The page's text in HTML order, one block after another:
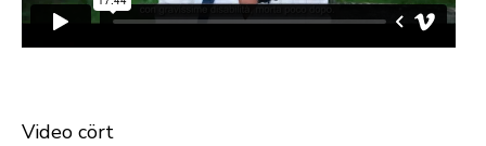
Video cört